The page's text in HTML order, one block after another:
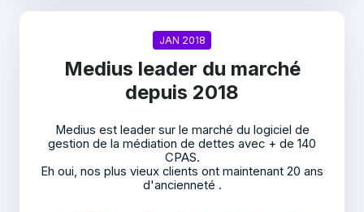
JAN 2018
Medius leader du marché
depuis 2018
Medius est leader sur le marché du logiciel de
gestion de la médiation de dettes avec + de 140
CPAS.
Eh oui, nos plus vieux clients ont maintenant 20 ans
d'ancienneté .